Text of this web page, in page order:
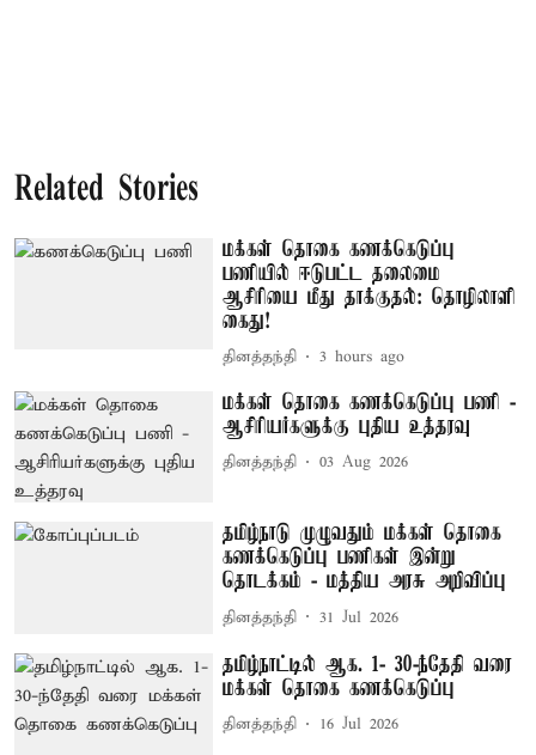
Related Stories
மக்கள் தொகை கணக்கெடுப்பு
பணியில் ஈடுபட்ட தலைமை
ஆசிரியை மீது தாக்குதல்: தொழிலாளி
கைது!
தினத்தந்தி 3 hours ago
மக்கள் தொகை கணக்கெடுப்பு பணி -
ஆசிரியர்களுக்கு புதிய உத்தரவு
தினத்தந்தி 03 Aug 2026
தமிழ்நாடு முழுவதும் மக்கள் தொகை
கணக்கெடுப்பு பணிகள் இன்று
தொடக்கம் - மத்திய அரசு அறிவிப்பு
தினத்தந்தி 31 Jul 2026
தமிழ்நாட்டில் ஆக. 1- 30-ந்தேதி வரை
மக்கள் தொகை கணக்கெடுப்பு
தினத்தந்தி 16 Jul 2026